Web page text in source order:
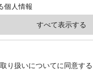
個人情報
への対応のため
り扱いについてに同意する